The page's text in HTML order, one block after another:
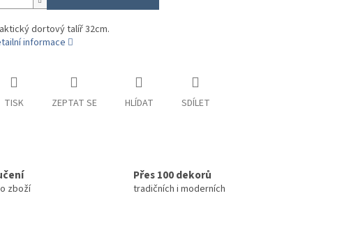
dortový talíř 32cm.
informace
TISK ZEPTAT SE HLÍDAT SDÍLET
zboží
Přes 100 dekorů
tradičních i moderních